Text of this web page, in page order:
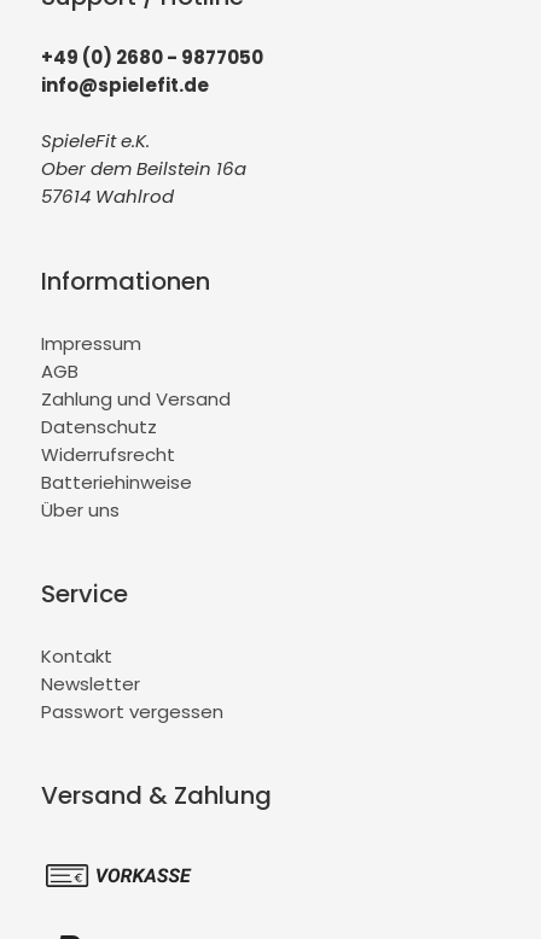
+49 (0) 2680 - 9877050
info@spielefit.de
SpieleFit e.K.
Ober dem Beilstein 16a
57614 Wahlrod
Informationen
Impressum
AGB
Zahlung und Versand
Datenschutz
Widerrufsrecht
Batteriehinweise
Über uns
Service
Kontakt
Newsletter
Passwort vergessen
Versand & Zahlung